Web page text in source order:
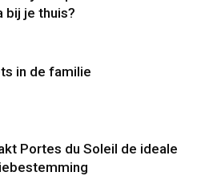
bij je thuis?
in de familie
Portes du Soleil de ideale